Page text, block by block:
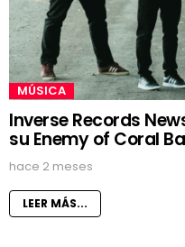
MÚSICA
Inverse Records
su Enemy of Coral
hace 2 meses
LEER MÁS...